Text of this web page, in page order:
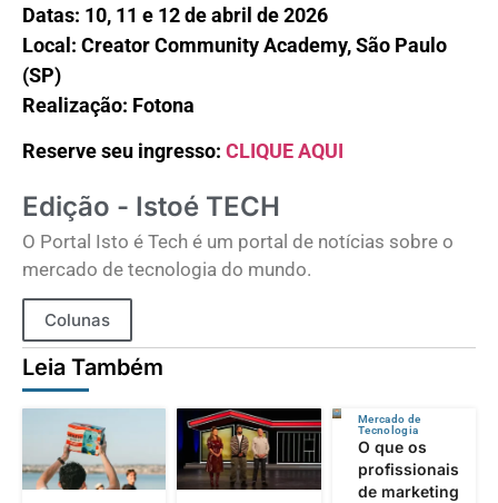
Datas: 10, 11 e 12 de abril de 2026
Local: Creator Community Academy, São Paulo
(SP)
Realização: Fotona
Reserve seu ingresso: CLIQUE AQUI
Edição - Istoé TECH
O Portal Isto é Tech é um portal de notícias sobre o
mercado de tecnologia do mundo.
Colunas
Leia Também
Mercado de
Tecnologia
O que os
profissionais
de marketing